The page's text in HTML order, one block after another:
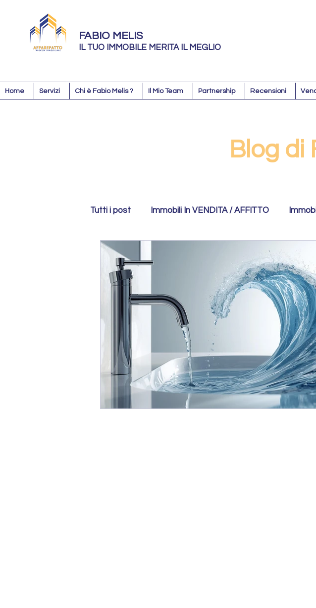
FABIO MELIS
IL TUO IMMOBILE MERITA IL MEGLIO
Home Servizi Chi è Fabio Melis ? Il Mio Team Partnership Recensioni
Blog di
Tutti i post Immobili In VENDITA / AFFITTO
Blog Fabio Melis Rogito
Immobili In TRATTATIVA / PROPOSTA A Mercato
Mercato Immobiliare Vendere
Consulenza Immobiliare Errori da Evitare
Consigli per Vendere Casa Strategia di Vendita